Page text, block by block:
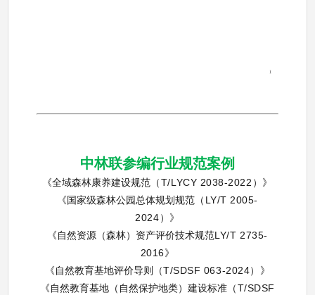
中林联参编行业规范案例
《全域森林康养建设规范 （T/LYCY 2038-2022）》
《国家级森林公园总体规划规范 （LY/T 2005-
2024）》
《自然资源（森林）资产评价技术规范LY/T 2735-
2016》
《自然教育基地评价导则
（T/SDSF 063-2024）》
《自然教育基地（自然保护地类）建设标准 （T/SDSF